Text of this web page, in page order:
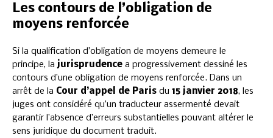
Les contours de l’obligation de
moyens renforcée
Si la qualification d’obligation de moyens demeure le
principe, la jurisprudence a progressivement dessiné les
contours d’une obligation de moyens renforcée. Dans un
arrêt de la Cour d’appel de Paris du 15 janvier 2018, les
juges ont considéré qu’un traducteur assermenté devait
garantir l’absence d’erreurs substantielles pouvant altérer le
sens juridique du document traduit.